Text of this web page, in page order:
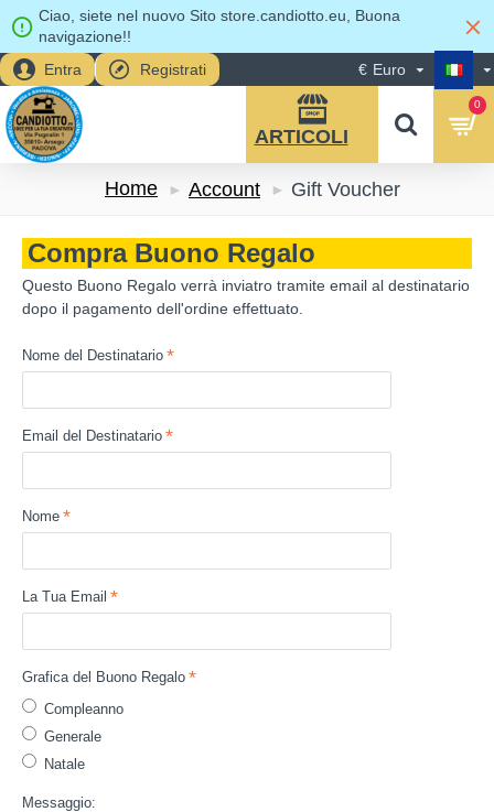
Ciao, siete nel nuovo Sito store.candiotto.eu, Buona
navigazione!!
Entra
Registrati € Euro
0
Home Account Gift Voucher
Compra Buono Regalo
Questo Buono Regalo verrà inviatro tramite email al destinatario
dopo il pagamento dell'ordine effettuato.
Nome del Destinatario
Email del Destinatario
Nome
La Tua Email
Grafica del Buono Regalo
Compleanno
Generale
Natale
Messaggio: